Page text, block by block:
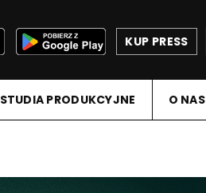
KUP PRESS
STUDIA PRODUKCYJNE O NAS